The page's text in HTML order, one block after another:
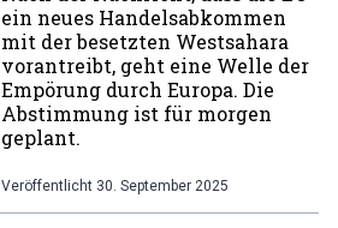
ein neues Handelsabkommen
mit der besetzten Westsahara
vorantreibt, geht eine Welle der
Empörung durch Europa. Die
Abstimmung ist für morgen
geplant.
Veröffentlicht 30. September 2025